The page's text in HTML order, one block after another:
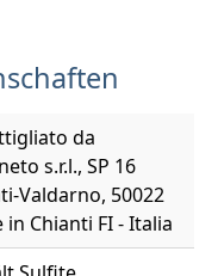
da
s.r.l., SP 16
Valdarno, 50022
in Chianti FI - Italia